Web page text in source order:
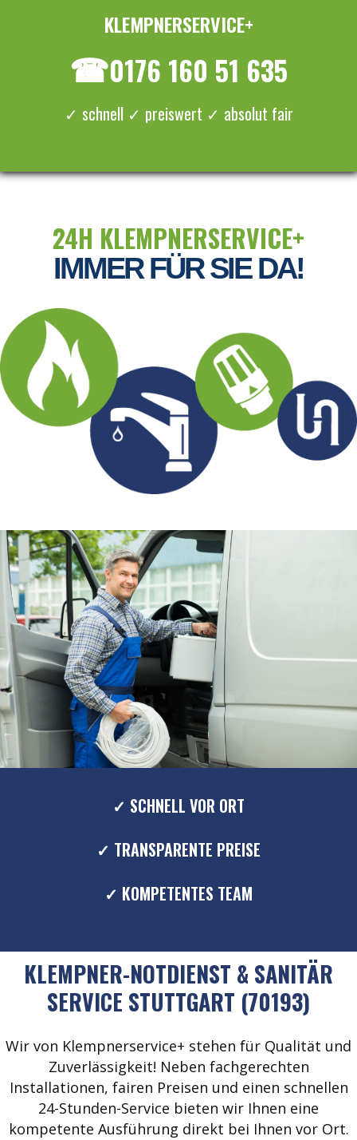
KLEMPNERSERVICE+
☎0176 160 51 635
✓ schnell ✓ preiswert ✓ absolut fair
24H KLEMPNERSERVICE+
IMMER FÜR SIE DA!
✓ SCHNELL VOR ORT
✓ TRANSPARENTE PREISE
✓ KOMPETENTES TEAM
KLEMPNER-NOTDIENST & SANITÄR
SERVICE STUTTGART (70193)
Wir von Klempnerservice+ stehen für Qualität und
Zuverlässigkeit! Neben fachgerechten
Installationen, fairen Preisen und einen schnellen
24-Stunden-Service bieten wir Ihnen eine
kompetente Ausführung direkt bei Ihnen vor Ort.